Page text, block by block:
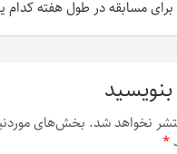
برای مسابقه در طول هفته
نخواهد شد. بخش‌های
*